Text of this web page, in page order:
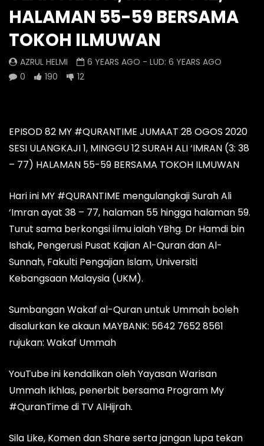
0
0 0
0
0 0
HALAMAN 55-59 BERSAMA
TOKOH ILMUWAN
AZRUL HELMI 6 YEARS AGO - LUD: 6 YEARS AGO
0
190 12
EPISOD 82 MY #QURANTIME JUMAAT 28 OGOS 2020
SESI ULANGKAJI 1, MINGGU 12 SURAH ALI ‘IMRAN (3: 38
– 77) HALAMAN 55-59 BERSAMA TOKOH ILMUWAN
Hari ini MY #QURANTIME mengulangkaji Surah Ali
‘Imran ayat 38 – 77, halaman 55 hingga halaman 59.
Turut sama berkongsi ilmu ialah YBhg. Dr Hamdi bin
Ishak, Pengerusi Pusat Kajian Al-Quran dan Al-
Sunnah, Fakulti Pengajian Islam, Universiti
Kebangsaan Malaysia (UKM).
Sumbangan Wakaf al-Quran untuk Ummah boleh
disalurkan ke akaun MAYBANK: 5642 7652 8561
rujukan: Wakaf Ummah
YouTube ini kendalikan oleh Yayasan Warisan
Ummah Ikhlas, penerbit bersama Program My
#QuranTime di TV AlHijrah.
Sila Like, Komen dan Share serta jangan lupa tekan